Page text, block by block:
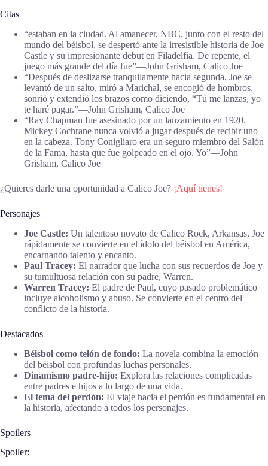
Citas
“estaban en la ciudad. Al amanecer, NBC, junto con el resto del
mundo del béisbol, se despertó ante la irresistible historia de Joe
Castle y su impresionante debut en Filadelfia. De repente, el
juego más grande del día fue”―John Grisham, Calico Joe
“Después de deslizarse tranquilamente hacia segunda, Joe se
levantó de un salto, miró a Marichal, se encogió de hombros,
sonrió y extendió los brazos como diciendo, “Tú me lanzas, yo
te haré pagar.”―John Grisham, Calico Joe
“Ray Chapman fue asesinado por un lanzamiento en 1920.
Mickey Cochrane nunca volvió a jugar después de recibir uno
en la cabeza. Tony Conigliaro era un seguro miembro del Salón
de la Fama, hasta que fue golpeado en el ojo. Yo”―John
Grisham, Calico Joe
¿Quieres darle una oportunidad a Calico Joe? ¡Aquí tienes!
Personajes
Joe Castle: Un talentoso novato de Calico Rock, Arkansas, Joe
rápidamente se convierte en el ídolo del béisbol en América,
encarnando talento y encanto.
Paul Tracey: El narrador que lucha con sus recuerdos de Joe y
su tumultuosa relación con su padre, Warren.
Warren Tracey: El padre de Paul, cuyo pasado problemático
incluye alcoholismo y abuso. Se convierte en el centro del
conflicto de la historia.
Destacados
Béisbol como telón de fondo: La novela combina la emoción
del béisbol con profundas luchas personales.
Dinamismo padre-hijo: Explora las relaciones complicadas
entre padres e hijos a lo largo de una vida.
El tema del perdón: El viaje hacia el perdón es fundamental en
la historia, afectando a todos los personajes.
Spoilers
Spoiler: